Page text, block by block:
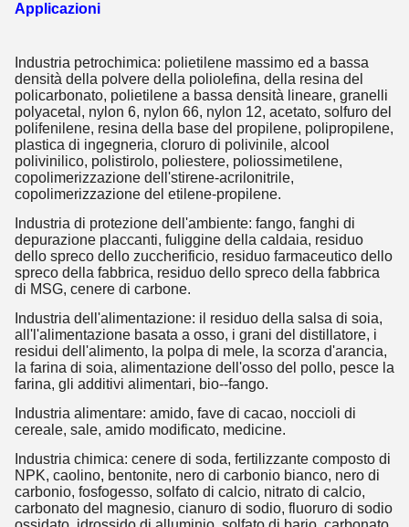
Applicazioni
Industria petrochimica: polietilene massimo ed a bassa
densità della polvere della poliolefina, della resina del
policarbonato, polietilene a bassa densità lineare, granelli
polyacetal, nylon 6, nylon 66, nylon 12, acetato, solfuro del
polifenilene, resina della base del propilene, polipropilene,
plastica di ingegneria, cloruro di polivinile, alcool
polivinilico, polistirolo, poliestere, poliossimetilene,
copolimerizzazione dell'stirene-acrilonitrile,
copolimerizzazione del etilene-propilene.
Industria di protezione dell'ambiente: fango, fanghi di
depurazione placcanti, fuliggine della caldaia, residuo
dello spreco dello zuccherificio, residuo farmaceutico dello
spreco della fabbrica, residuo dello spreco della fabbrica
di MSG, cenere di carbone.
Industria dell'alimentazione: il residuo della salsa di soia,
all'l'alimentazione basata a osso, i grani del distillatore, i
residui dell'alimento, la polpa di mele, la scorza d'arancia,
la farina di soia, alimentazione dell'osso del pollo, pesce la
farina, gli additivi alimentari, bio--fango.
Industria alimentare: amido, fave di cacao, noccioli di
cereale, sale, amido modificato, medicine.
Industria chimica: cenere di soda, fertilizzante composto di
NPK, caolino, bentonite, nero di carbonio bianco, nero di
carbonio, fosfogesso, solfato di calcio, nitrato di calcio,
carbonato del magnesio, cianuro di sodio, fluoruro di sodio